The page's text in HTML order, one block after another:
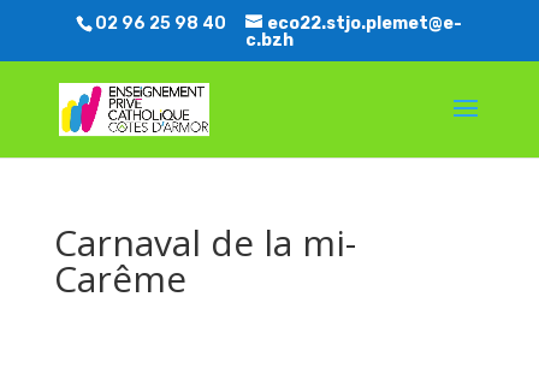
02 96 25 98 40
eco22.stjo.plemet@e-
c.bzh
Carnaval de la mi-
Carême